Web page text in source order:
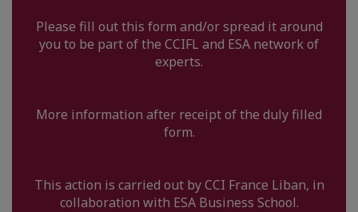
Please fill out this form and/or spread it around
you to be part of the CCIFL and ESA network of
experts.
More information after receipt of the duly filled
form.
This action is carried out by CCI France Liban, in
collaboration with ESA Business School.